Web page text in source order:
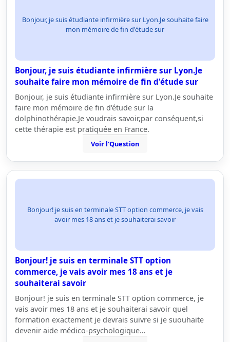
Bonjour, je suis étudiante infirmière sur Lyon.Je souhaite faire
mon mémoire de fin d'étude sur
Bonjour, je suis étudiante infirmière sur Lyon.Je
souhaite faire mon mémoire de fin d'étude sur
Bonjour, je suis étudiante infirmière sur Lyon.Je souhaite
faire mon mémoire de fin d'étude sur la
dolphinothérapie.Je voudrais savoir,par conséquent,si
cette thérapie est pratiquée en France.
Voir l'Question
Bonjour! je suis en terminale STT option commerce, je vais
avoir mes 18 ans et je souhaiterai savoir
Bonjour! je suis en terminale STT option
commerce, je vais avoir mes 18 ans et je
souhaiterai savoir
Bonjour! je suis en terminale STT option commerce, je
vais avoir mes 18 ans et je souhaiterai savoir quel
formation exactement je devrais suivre si je suouhaite
devenir aide médico-psychologique…